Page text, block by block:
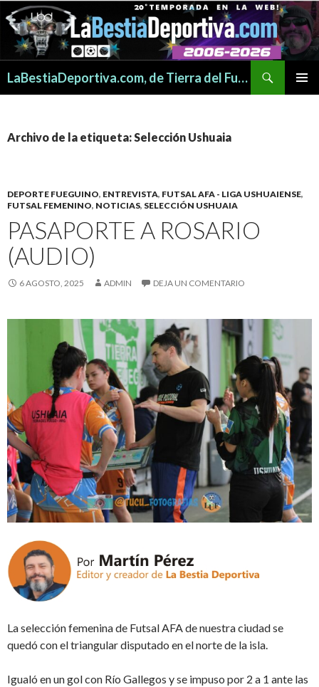
LaBestiaDeportiva.com, de Tierra del Fuego para todo el mundo
Archivo de la etiqueta: Selección Ushuaia
DEPORTE FUEGUINO, ENTREVISTA, FUTSAL AFA - LIGA USHUAIENSE,
FUTSAL FEMENINO, NOTICIAS, SELECCIÓN USHUAIA
PASAPORTE A ROSARIO
(AUDIO)
6 AGOSTO, 2025 ADMIN DEJA UN COMENTARIO
La selección femenina de Futsal AFA de nuestra ciudad se
quedó con el triangular disputado en el norte de la isla.
Igualó en un gol con Río Gallegos y se impuso por 2 a 1 ante las